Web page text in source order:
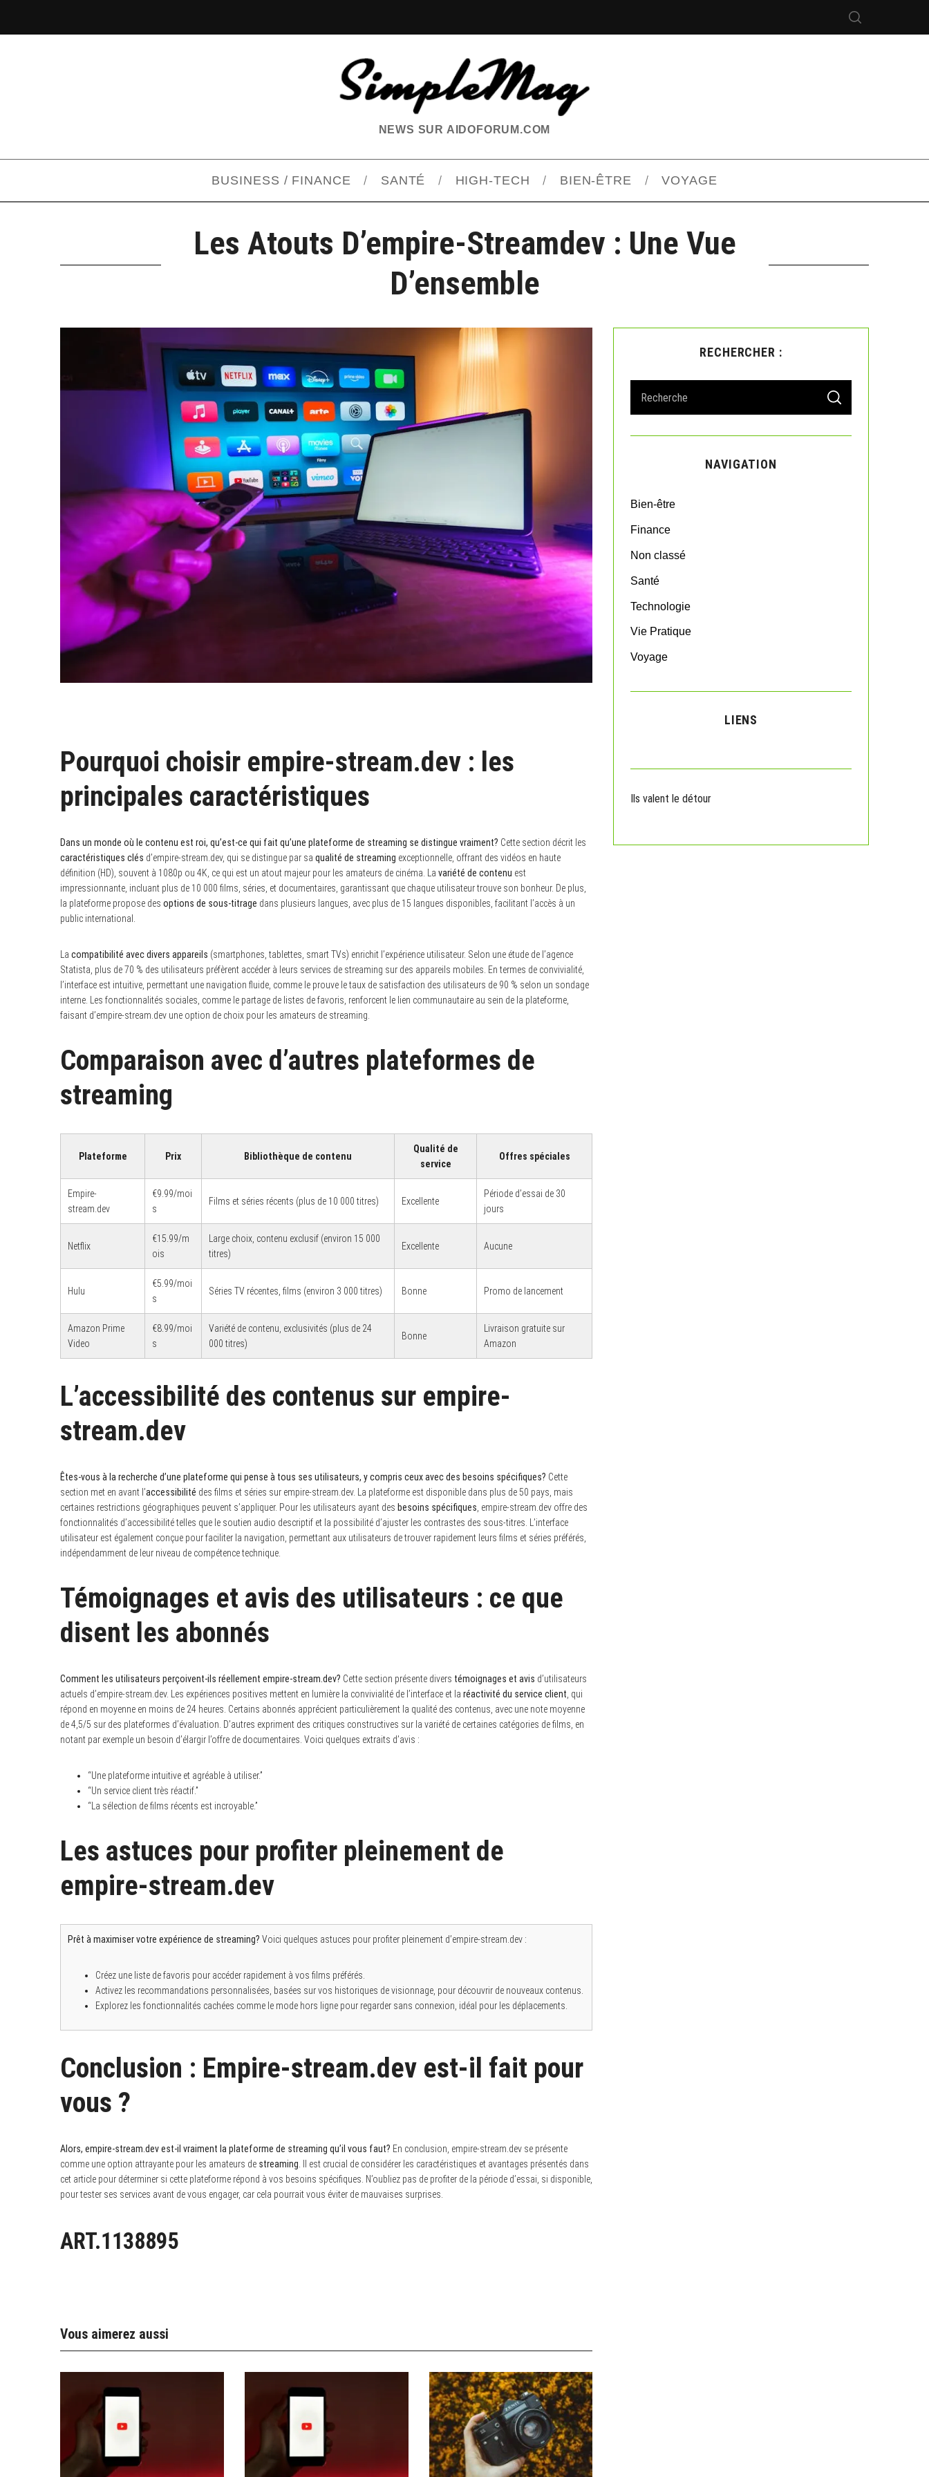
NEWS SUR AIDOFORUM.COM
BUSINESS / FINANCE SANTÉ HIGH-TECH BIEN-ÊTRE VOYAGE
Les Atouts D’empire-Streamdev : Une Vue
D’ensemble
Pourquoi choisir empire-stream.dev : les
principales caractéristiques
Dans un monde où le contenu est roi, qu’est-ce qui fait qu’une plateforme de streaming se distingue vraiment? Cette section décrit les
caractéristiques clés d’empire-stream.dev, qui se distingue par sa qualité de streaming exceptionnelle, offrant des vidéos en haute
définition (HD), souvent à 1080p ou 4K, ce qui est un atout majeur pour les amateurs de cinéma. La variété de contenu est
impressionnante, incluant plus de 10 000 films, séries, et documentaires, garantissant que chaque utilisateur trouve son bonheur. De plus,
la plateforme propose des options de sous-titrage dans plusieurs langues, avec plus de 15 langues disponibles, facilitant l’accès à un
public international.
La compatibilité avec divers appareils (smartphones, tablettes, smart TVs) enrichit l’expérience utilisateur. Selon une étude de l’agence
Statista, plus de 70 % des utilisateurs préfèrent accéder à leurs services de streaming sur des appareils mobiles. En termes de convivialité,
l’interface est intuitive, permettant une navigation fluide, comme le prouve le taux de satisfaction des utilisateurs de 90 % selon un sondage
interne. Les fonctionnalités sociales, comme le partage de listes de favoris, renforcent le lien communautaire au sein de la plateforme,
faisant d’empire-stream.dev une option de choix pour les amateurs de streaming.
Comparaison avec d’autres plateformes de
streaming
Plateforme Prix Bibliothèque de contenu
Qualité de
service
Offres spéciales
Empire-
stream.dev
€9.99/moi
s
Films et séries récents (plus de 10 000 titres) Excellente
Période d’essai de 30
jours
Netflix
€15.99/m
ois
Large choix, contenu exclusif (environ 15 000
titres)
Excellente Aucune
Hulu
€5.99/moi
s
Séries TV récentes, films (environ 3 000 titres) Bonne Promo de lancement
Amazon Prime
Video
€8.99/moi
s
Variété de contenu, exclusivités (plus de 24
000 titres)
Bonne
Livraison gratuite sur
Amazon
L’accessibilité des contenus sur empire-
stream.dev
Êtes-vous à la recherche d’une plateforme qui pense à tous ses utilisateurs, y compris ceux avec des besoins spécifiques? Cette
section met en avant l’accessibilité des films et séries sur empire-stream.dev. La plateforme est disponible dans plus de 50 pays, mais
certaines restrictions géographiques peuvent s’appliquer. Pour les utilisateurs ayant des besoins spécifiques , empire-stream.dev offre des
fonctionnalités d’accessibilité telles que le soutien audio descriptif et la possibilité d’ajuster les contrastes des sous-titres. L’interface
utilisateur est également conçue pour faciliter la navigation, permettant aux utilisateurs de trouver rapidement leurs films et séries préférés,
indépendamment de leur niveau de compétence technique.
Témoignages et avis des utilisateurs : ce que
disent les abonnés
Comment les utilisateurs perçoivent-ils réellement empire-stream.dev? Cette section présente divers témoignages et avis d’utilisateurs
actuels d’empire-stream.dev. Les expériences positives mettent en lumière la convivialité de l’interface et la réactivité du service client , qui
répond en moyenne en moins de 24 heures. Certains abonnés apprécient particulièrement la qualité des contenus, avec une note moyenne
de 4,5/5 sur des plateformes d’évaluation. D’autres expriment des critiques constructives sur la variété de certaines catégories de films, en
notant par exemple un besoin d’élargir l’offre de documentaires. Voici quelques extraits d’avis :
“Une plateforme intuitive et agréable à utiliser.”
“Un service client très réactif.”
“La sélection de films récents est incroyable.”
Les astuces pour profiter pleinement de
empire-stream.dev
Prêt à maximiser votre expérience de streaming? Voici quelques astuces pour profiter pleinement d’empire-stream.dev :
Créez une liste de favoris pour accéder rapidement à vos films préférés.
Activez les recommandations personnalisées, basées sur vos historiques de visionnage, pour découvrir de nouveaux contenus.
Explorez les fonctionnalités cachées comme le mode hors ligne pour regarder sans connexion, idéal pour les déplacements.
Conclusion : Empire-stream.dev est-il fait pour
vous ?
Alors, empire-stream.dev est-il vraiment la plateforme de streaming qu’il vous faut? En conclusion, empire-stream.dev se présente
comme une option attrayante pour les amateurs de streaming . Il est crucial de considérer les caractéristiques et avantages présentés dans
cet article pour déterminer si cette plateforme répond à vos besoins spécifiques. N’oubliez pas de profiter de la période d’essai, si disponible,
pour tester ses services avant de vous engager, car cela pourrait vous éviter de mauvaises surprises.
ART.1138895
Vous aimerez aussi
RECHERCHER :
a
r
o
S
A
C
NAVIGATION
Bien-être
Finance
Non classé
Santé
Technologie
Vie Pratique
Voyage
LIENS
Ils valent le détour